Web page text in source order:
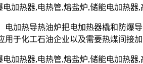
加热导热油炉把电加热器橇和防爆
于化工石油企业以及需要热煤间接加